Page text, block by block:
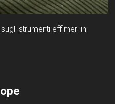
strumenti effimeri in